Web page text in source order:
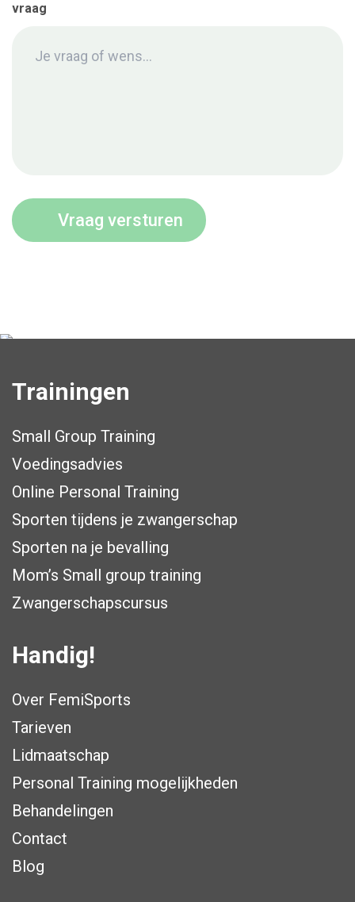
vraag
Trainingen
Small Group Training
Voedingsadvies
Online Personal Training
Sporten tijdens je zwangerschap
Sporten na je bevalling
Mom’s Small group training
Zwangerschapscursus
Handig!
Over FemiSports
Tarieven
Lidmaatschap
Personal Training mogelijkheden
Behandelingen
Contact
Blog